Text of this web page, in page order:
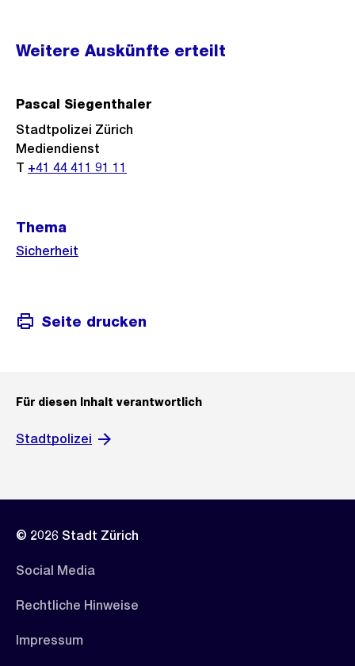
Weitere
Informationen
Weitere Auskünfte erteilt
Pascal Siegenthaler
Stadtpolizei Zürich
Mediendienst
T +41 44 411 91 11
Thema
Sicherheit
Seite drucken
Für diesen Inhalt verantwortlich
Stadtpolizei
© 2026 Stadt Zürich
Social Media
Rechtliche Hinweise
Impressum